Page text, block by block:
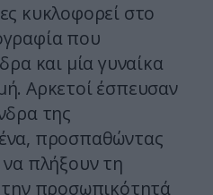
κυκλοφορεί στο
που
και μία γυναίκα
Αρκετοί έσπευσαν
της
προσπαθώντας
πλήξουν τη
την προσωπικότητά